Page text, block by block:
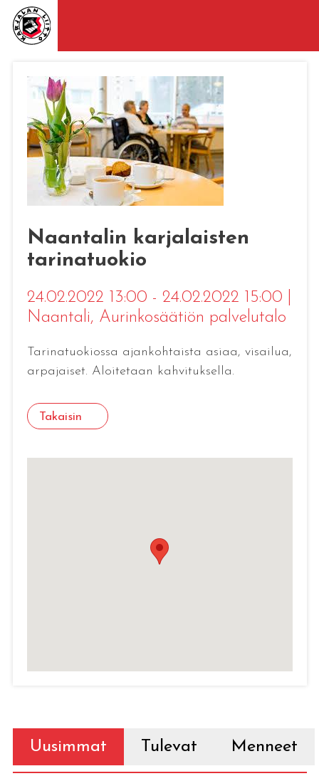
Naantalin karjalaisten
tarinatuokio
24.02.2022 13:00 - 24.02.2022 15:00
Naantali, Aurinkosäätiön palvelutalo
Tarinatuokiossa ajankohtaista asiaa, visailua,
arpajaiset. Aloitetaan kahvituksella.
Takaisin
Uusimmat Tulevat Menneet